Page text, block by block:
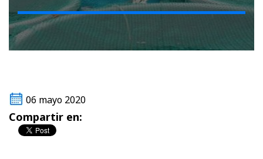
06 mayo 2020
Compartir en: